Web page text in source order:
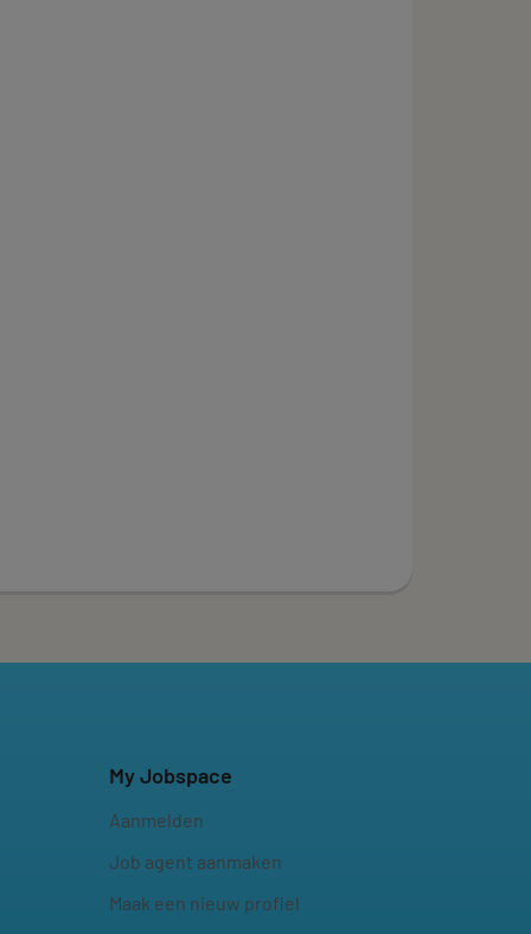
My Jobspace
Aanmelden
Job agent aanmaken
Maak een nieuw profiel